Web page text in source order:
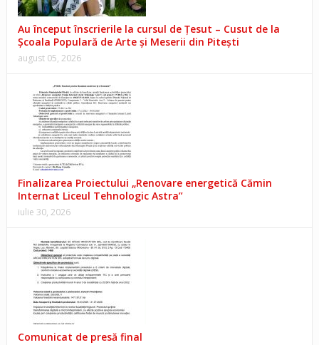
Au început înscrierile la cursul de Țesut – Cusut de la
Școala Populară de Arte și Meserii din Pitești
august 05, 2026
Finalizarea Proiectului „Renovare energetică Cămin
Internat Liceul Tehnologic Astra”
iulie 30, 2026
Comunicat de presă final